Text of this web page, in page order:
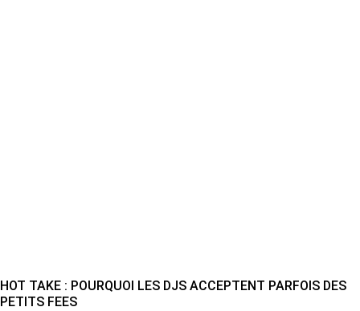
HOT TAKE : POURQUOI LES DJS ACCEPTENT PARFOIS DES
PETITS FEES